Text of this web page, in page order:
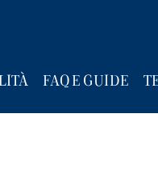
FAQ E GUIDE